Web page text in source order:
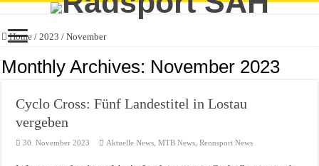
Home / 2023 / November
Monthly Archives: November 2023
Cyclo Cross: Fünf Landestitel in Lostau
vergeben
30. November 2023 Aktuelle News ,MTB News ,Rennsport News